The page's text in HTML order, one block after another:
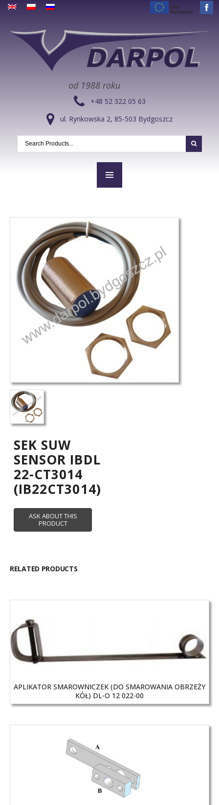
od 1988 roku
+48 52 322 05 63
ul. Rynkowska 2, 85-503 Bydgoszcz
SEK SUW
SENSOR IBDL
22-CT3014
(IB22CT3014)
RELATED PRODUCTS
APLIKATOR SMAROWNICZEK (DO SMAROWANIA OBRZEŻY
KÓŁ) DL-O 12 022-00